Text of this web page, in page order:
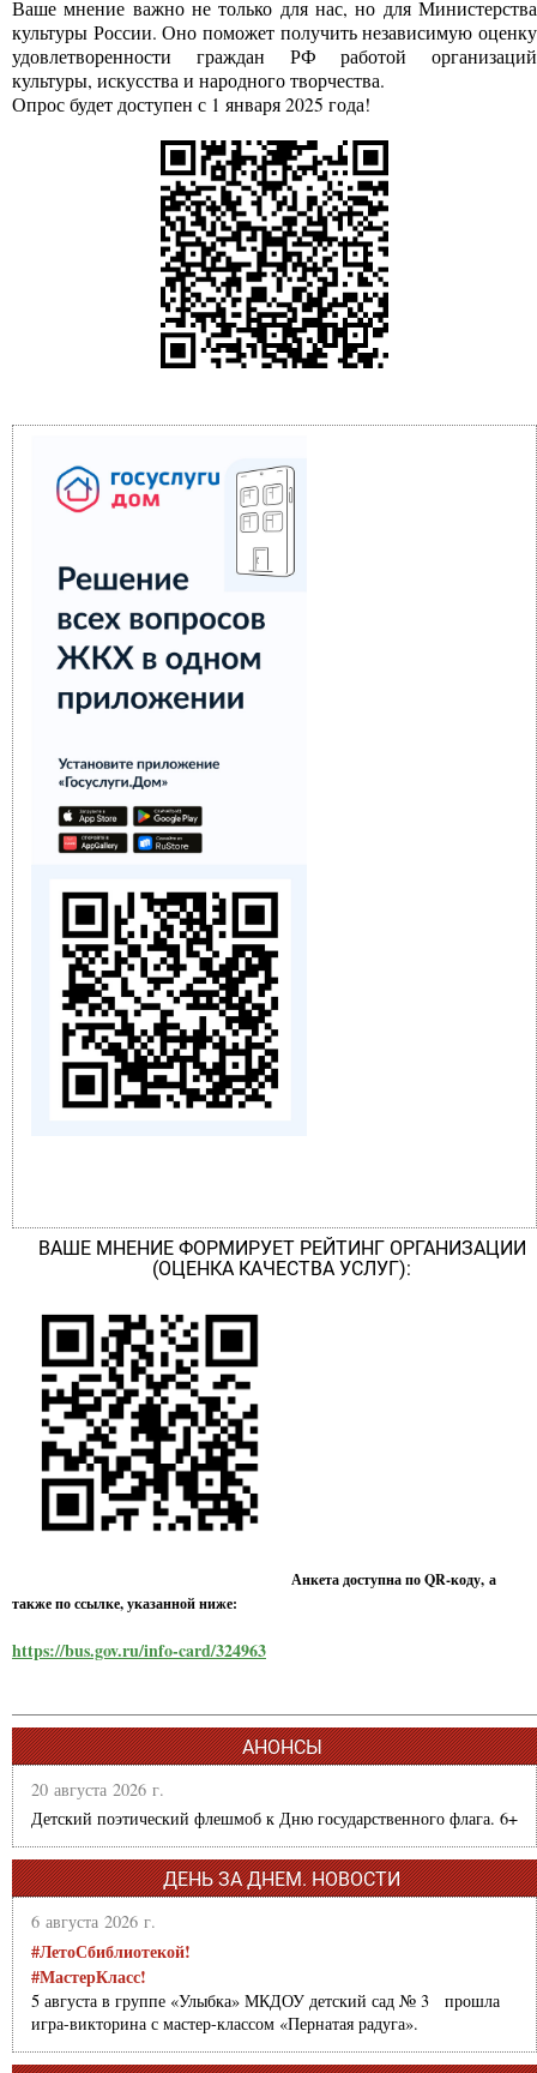
Ваше мнение важно не только для нас, но для Министерства
культуры России. Оно поможет получить независимую оценку
удовлетворенности граждан РФ работой организаций
культуры, искусства и народного творчества.
Опрос будет доступен с 1 января 2025 года!
ВАШЕ МНЕНИЕ ФОРМИРУЕТ РЕЙТИНГ ОРГАНИЗАЦИИ
(ОЦЕНКА КАЧЕСТВА УСЛУГ):
Анкета доступна по QR-коду, а
также по ссылке, указанной ниже:
https://bus.gov.ru/info-card/324963
АНОНСЫ
20 августа 2026 г.
Детский поэтический флешмоб к Дню государственного флага. 6+
ДЕНЬ ЗА ДНЕМ. НОВОСТИ
6 августа 2026 г.
#ЛетоСбиблиотекой!
#МастерКласс!
5 августа в группе «Улыбка» МКДОУ детский сад № 3 прошла
игра-викторина с мастер-классом «Пернатая радуга».